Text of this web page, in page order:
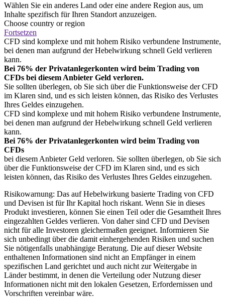
Wählen Sie ein anderes Land oder eine andere Region aus, um
Inhalte spezifisch für Ihren Standort anzuzeigen.
Choose country or region
Fortsetzen
CFD sind komplexe und mit hohem Risiko verbundene Instrumente,
bei denen man aufgrund der Hebelwirkung schnell Geld verlieren
kann.
Bei 76% der Privatanlegerkonten wird beim Trading von
CFDs bei diesem Anbieter Geld verloren.
Sie sollten überlegen, ob Sie sich über die Funktionsweise der CFD
im Klaren sind, und es sich leisten können, das Risiko des Verlustes
Ihres Geldes einzugehen.
CFD sind komplexe und mit hohem Risiko verbundene Instrumente,
bei denen man aufgrund der Hebelwirkung schnell Geld verlieren
kann.
Bei 76% der Privatanlegerkonten wird beim Trading von
CFDs
bei diesem Anbieter Geld verloren. Sie sollten überlegen, ob Sie sich
über die Funktionsweise der CFD im Klaren sind, und es sich
leisten können, das Risiko des Verlustes Ihres Geldes einzugehen.
Risikowarnung: Das auf Hebelwirkung basierte Trading von CFD
und Devisen ist für Ihr Kapital hoch riskant. Wenn Sie in dieses
Produkt investieren, können Sie einen Teil oder die Gesamtheit Ihres
eingezahlten Geldes verlieren. Von daher sind CFD und Devisen
nicht für alle Investoren gleichermaßen geeignet. Informieren Sie
sich unbedingt über die damit einhergehenden Risiken und suchen
Sie nötigenfalls unabhängige Beratung. Die auf dieser Website
enthaltenen Informationen sind nicht an Empfänger in einem
spezifischen Land gerichtet und auch nicht zur Weitergabe in
Länder bestimmt, in denen die Verteilung oder Nutzung dieser
Informationen nicht mit den lokalen Gesetzen, Erfordernissen und
Vorschriften vereinbar wäre.